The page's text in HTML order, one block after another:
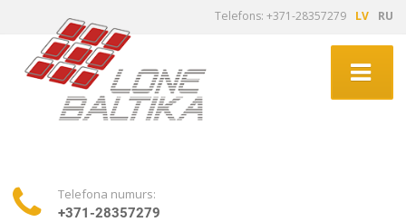
Telefons: +371-28357279 LV RU
Telefona numurs:
+371-28357279